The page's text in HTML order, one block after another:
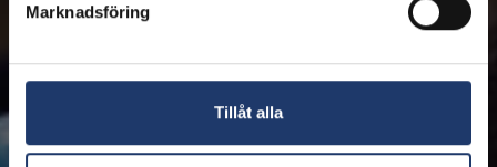
Marknadsföring
Tillåt alla